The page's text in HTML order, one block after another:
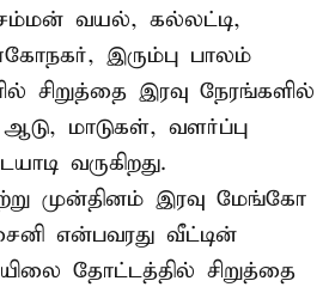
வயல், கல்லட்டி,
இரும்பு பாலம்
சிறுத்தை இரவு நேரங்களில்
ஆடு, மாடுகள், வளர்ப்பு
வருகிறது.
முன்தினம் இரவு மேங்கோ
என்பவரது வீட்டின்
தோட்டத்தில் சிறுத்தை